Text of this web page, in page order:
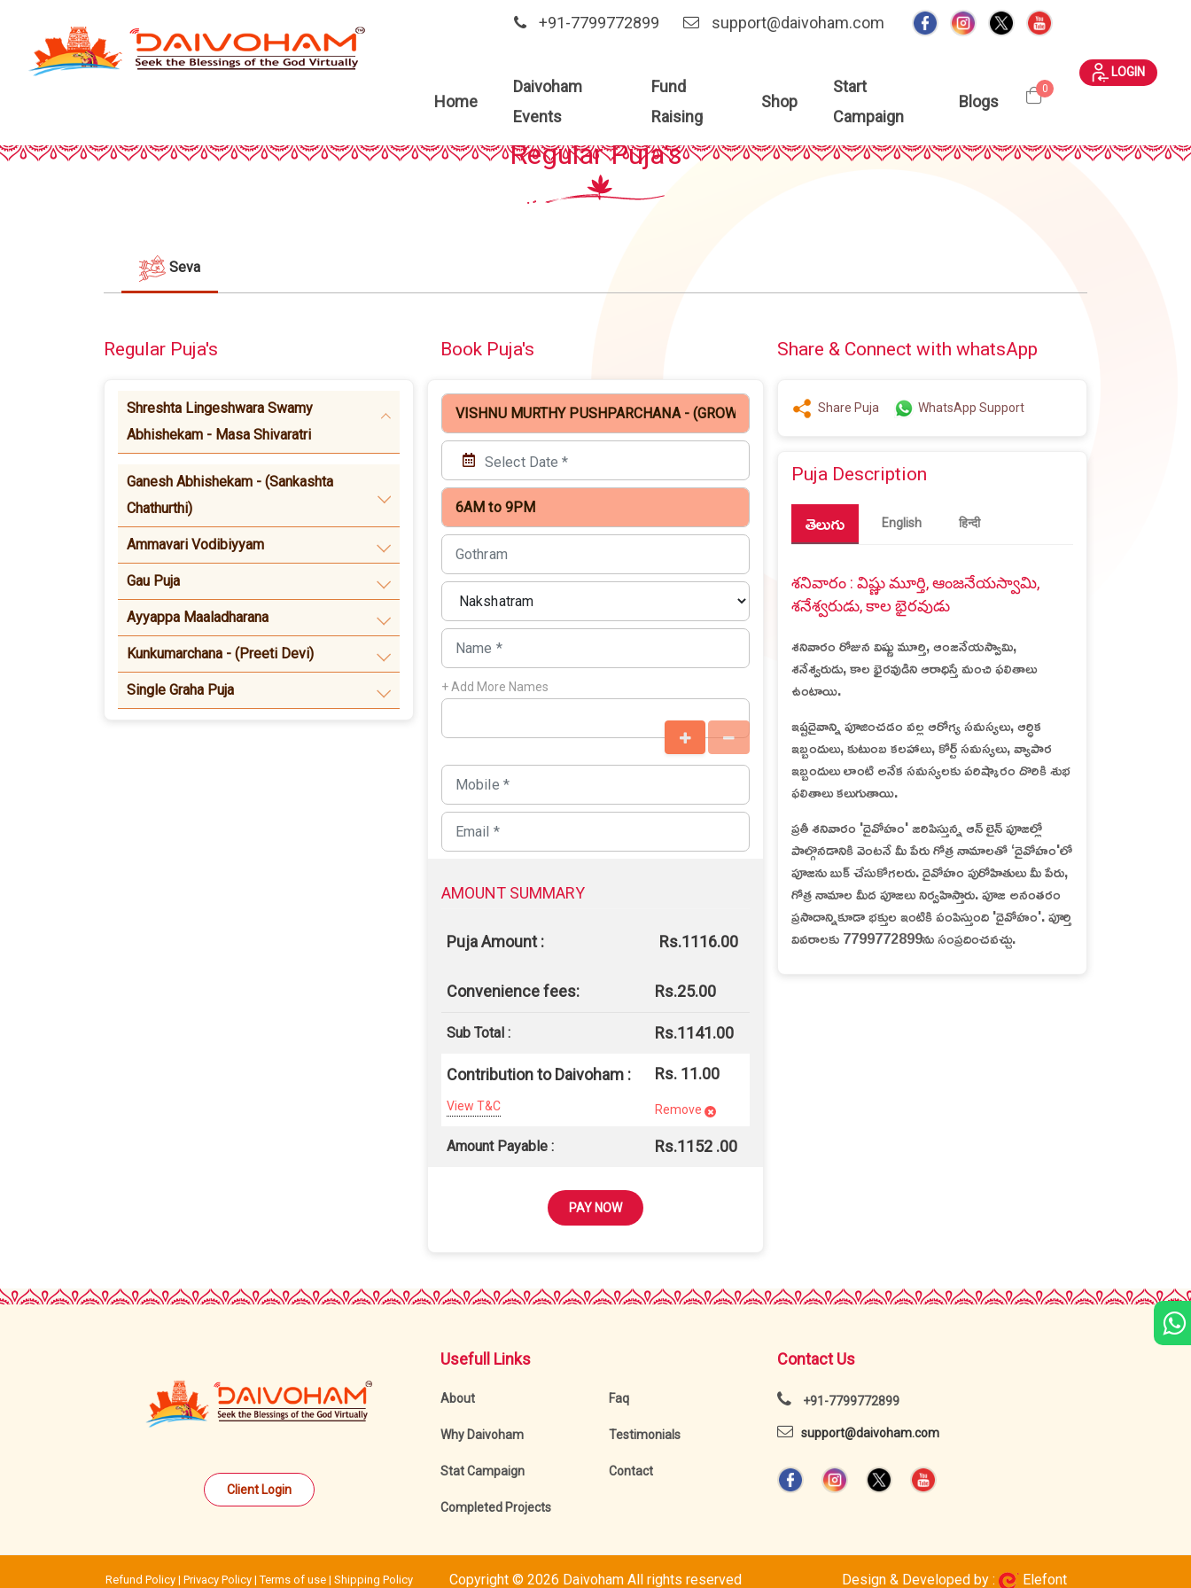
+91-7799772899 support@daivoham.com
Home
Daivoham
Events
Fund
Raising
Shop
Start
Campaign
Blogs
0
LOGIN
DAIVOHAM EVENTS AND PUJA
Regular Puja's
Seva
Regular Puja's
Shreshta Lingeshwara Swamy
Abhishekam - Masa Shivaratri
Ganesh Abhishekam - (Sankashta
Chathurthi)
Ammavari Vodibiyyam
Gau Puja
Ayyappa Maaladharana
Kunkumarchana - (Preeti Devi)
Single Graha Puja
Book Puja's
+ Add More Names
AMOUNT SUMMARY
Puja Amount : Rs.1116.00
Convenience fees: Rs.25.00
Sub Total : Rs.1141.00
Contribution to Daivoham :
View T&C
Rs. 11.00
Remove
Amount Payable : Rs.1152 .00
PAY NOW
Share & Connect with whatsApp
Share Puja WhatsApp Support
Puja Description
తెలుగు English हिन्दी
శనివారం : విష్ణు మూర్తి, ఆంజనేయస్వామి,
శనేశ్వరుడు, కాల భైరవుడు
శనివారం రోజున విష్ణు మూర్తి, ఆంజనేయస్వామి,
శనేశ్వరుడు, కాల భైరవుడిని ఆరాధిస్తే మంచి ఫలితాలు
ఉంటాయి.
ఇష్టదైవాన్ని పూజించడం వల్ల ఆరోగ్య సమస్యలు, ఆర్ధిక
ఇబ్బందులు, కుటుంబ కలహాలు, కోర్ట్ సమస్యలు, వ్యాపార
ఇబ్బందులు లాంటి అనేక సమస్యలకు పరిష్కారం దొరికి శుభ
ఫలితాలు కలుగుతాయి.
ప్రతీ శనివారం 'దైవోహం' జరిపిస్తున్న ఆన్ లైన్ పూజల్లో
పాల్గొనడానికి వెంటనే మీ పేరు గోత్ర నామాలతో ‘దైవోహం'లో
పూజను బుక్ చేసుకోగలరు. దైవోహం పురోహితులు మీ పేరు,
గోత్ర నామాల మీద పూజలు నిర్వహిస్తారు. పూజ అనంతరం
ప్రసాదాన్నికూడా భక్తుల ఇంటికి పంపిస్తుంది 'దైవోహం'. పూర్తి
వివరాలకు 7799772899ను సంప్రదించవచ్చు.
Client Login
Usefull Links
About
Why Daivoham
Stat Campaign
Completed Projects
Faq
Testimonials
Contact
Contact Us
+91-7799772899
support@daivoham.com
Refund Policy | Privacy Policy |Terms of use | Shipping Policy Copyright © 2026 Daivoham All rights reserved Design & Developed by : Elefont